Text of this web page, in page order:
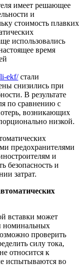
имеет решающее
и
стоимость плавких
использовались
время
ekf/стали
снизились при
В результате
по сравнению с
возникающих
низкой.
предохранителями
и
безопасность и
затрат.
вставки может
номинальных
проверить
силу тока,
относится к
испытываются во